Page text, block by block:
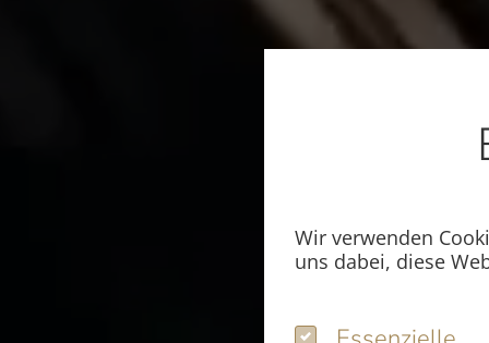
Wir verwenden
uns dabei, diese
Essenzielle